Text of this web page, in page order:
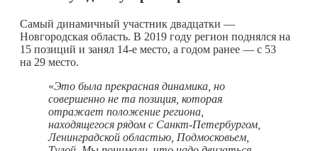
Самый динамичный участник двадцатки —
Новгородская область. В 2019 году регион поднялся на
15 позиций и занял 14-е место, а годом ранее — с 53
на 29 место.
«Это была прекрасная динамика, но
совершенно не та позиция, которая
отражает положение региона,
находящегося рядом с Санкт-Петербургом,
Ленинградской областью, Подмосковьем,